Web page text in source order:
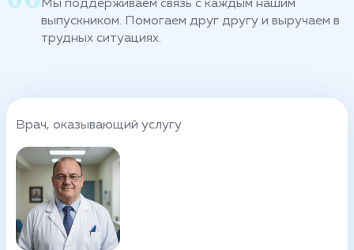
Мы поддерживаем связь с каждым нашим
выпускником. Помогаем друг другу и выручаем в
трудных ситуациях.
Врач, оказывающий услугу